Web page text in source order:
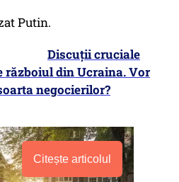
Putin.
- Discuții cruciale
războiul din Ucraina. Vor
negocierilor?
Citește articolul